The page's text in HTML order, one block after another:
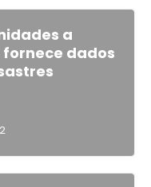
a
dados